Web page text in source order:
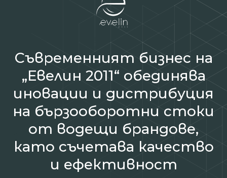
Съвременният бизнес на
„Евелин 2011“ обединява
иновации и дистрибуция
на бързооборотни стоки
от водещи брандове,
като съчетава качество
и ефективност